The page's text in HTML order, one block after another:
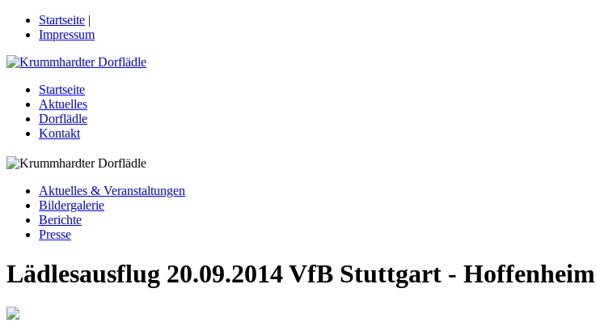
Startseite |
Impressum
Startseite
Aktuelles
Dorflädle
Kontakt
Aktuelles & Veranstaltungen
Bildergalerie
Berichte
Presse
Lädlesausflug 20.09.2014 VfB Stuttgart - Hoffenheim